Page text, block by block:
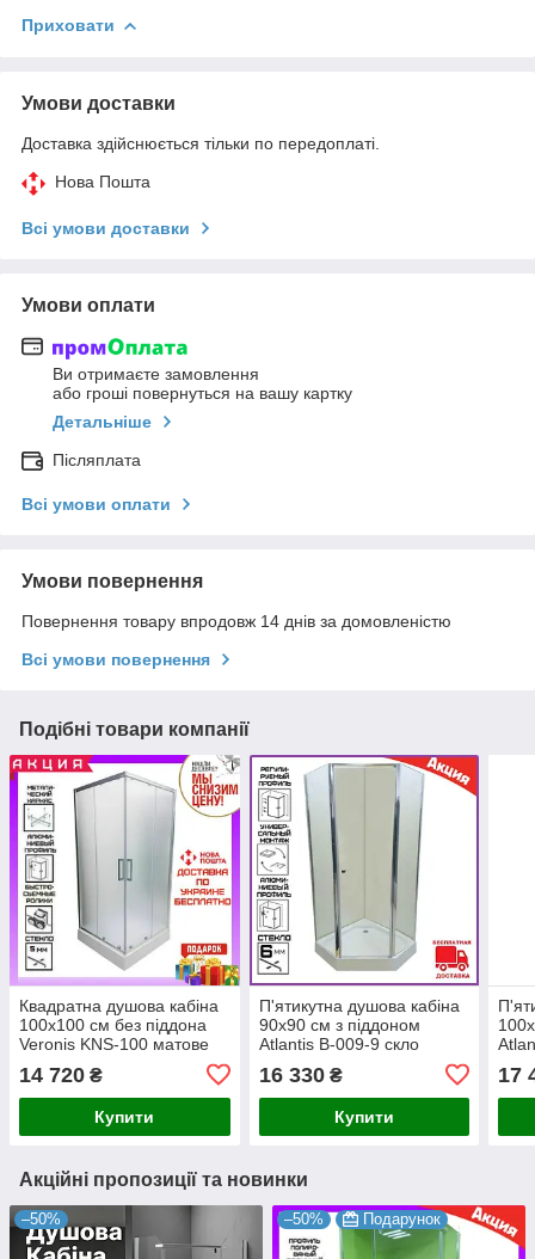
Приховати
Умови доставки
Доставка здійснюється тільки по передоплаті.
Нова Пошта
Всі умови доставки
Умови оплати
Ви отримаєте замовлення
або гроші повернуться на вашу картку
Детальніше
Післяплата
Всі умови оплати
Умови повернення
Повернення товару впродовж 14 днів за домовленістю
Всі умови повернення
Подібні товари компанії
Квадратна душова кабіна
100х100 см без піддона
Veronis KNS-100 матове
14 720 ₴
Купити
П'ятикутна душова кабіна
90х90 см з піддоном
Atlantis B-009-9 скло
п'ятикутні
16 330₴
Купити
17
Акційні пропозиції та новинки
–50% –50% Подарунок